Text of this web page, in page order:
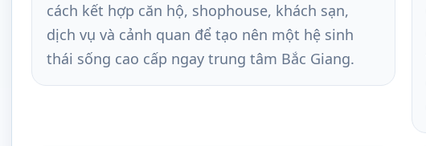
cách kết hợp căn hộ, shophouse, khách sạn,
dịch vụ và cảnh quan để tạo nên một hệ sinh
thái sống cao cấp ngay trung tâm Bắc Giang.